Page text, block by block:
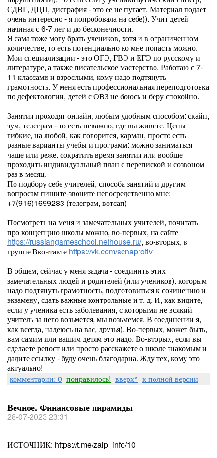
СДВГ, ДЦП, дисграфия - это ее не пугает. Материал подает
очень интересно - я попробовала на себе)). Учит детей
начиная с 6-7 лет и до бесконечности.
Я сама тоже могу брать учеников, хотя и в ограниченном
количестве, то есть потенциально ко мне попасть можно.
Мои специализации - это ОГЭ, ГВЭ и ЕГЭ по русскому и
литературе, а также писательское мастерство. Работаю с 7-
11 классами и взрослыми, кому надо подтянуть
грамотность. У меня есть профессиональная переподготовка
по дефектологии, детей с ОВЗ не боюсь и беру спокойно.
Занятия проходят онлайн, любым удобным способом: скайп,
зум, телеграм - то есть неважно, где вы живете. Цены
гибкие, на любой, как говорится, карман, просто есть
разные варианты учебы и программ: можно заниматься
чаще или реже, сократить время занятия или вообще
проходить индивидуальный план с перепиской и созвоном
раз в месяц.
По подбору себе учителей, способа занятий и другим
вопросам пишите-звоните непосредственно мне:
+7(916)1699283 (телеграм, вотсап)
Посмотреть на меня и замечательных учителей, почитать
про концепцию школы можно, во-первых, на сайте
https://russiangameschool.nethouse.ru/, во-вторых, в
группе Вконтакте https://vk.com/scnaprotiv
В общем, сейчас у меня задача - соединить этих
замечательных людей и родителей (или учеников), которым
надо подтянуть грамотность, подготовиться к сочинению и
экзамену, сдать важные контрольные и т. д. И, как видите,
если у ученика есть заболевания, с которыми не всякий
учитель за него возьмется, мы возьмемся. В соединении я,
как всегда, надеюсь на вас, друзья). Во-первых, может быть,
вам самим или вашим детям это надо. Во-вторых, если вы
сделаете репост или просто расскажете о школе знакомым и
дадите ссылку - буду очень благодарна. Жду тех, кому это
актуально!
комментарии: 0 понравилось! вверх^ к полной версии
Вечное. Финансовые пирамиды
28-07-2023 23:31
ИСТОЧНИК: https://t.me/zalp_info/10